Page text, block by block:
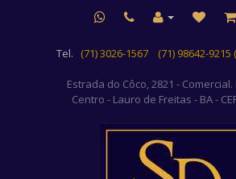
Tel. (71) 3026-1567 (71) 98642-
Estrada do Côco, 2821 - Comercial.
Centro - Lauro de Freitas - BA -